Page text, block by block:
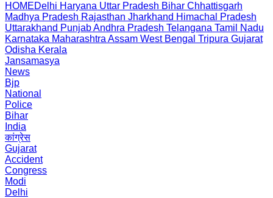
HOMEDelhi Haryana Uttar Pradesh Bihar Chhattisgarh
Madhya Pradesh Rajasthan Jharkhand Himachal Pradesh
Uttarakhand PunjabAndhra Pradesh Telangana Tamil Nadu
Karnataka Maharashtra Assam West Bengal Tripura Gujarat
Odisha Kerala
Jansamasya
News
Bjp
National
Police
Bihar
India
कांग्रेस
Gujarat
Accident
Congress
Modi
Delhi